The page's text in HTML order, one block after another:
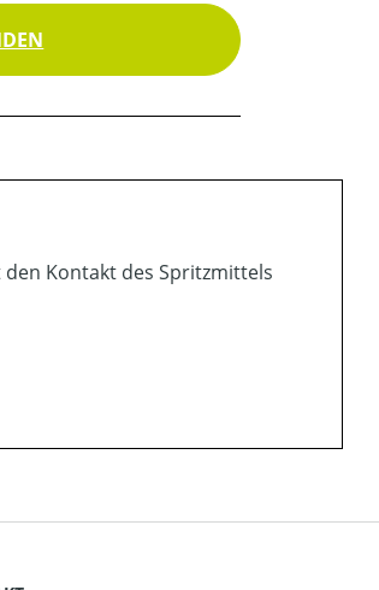
Kontakt des Spritzmittels